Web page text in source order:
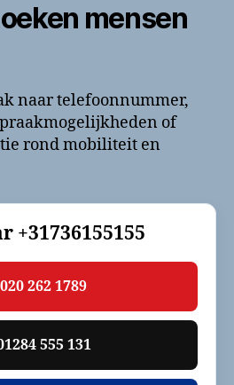
mensen
naar telefoonnummer,
of
rond mobiliteit en
+31736155155
020 262 1789
555 131